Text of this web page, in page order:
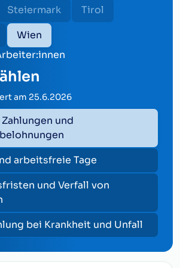
Steiermark
Tirol
Wien
am 25.6.2026
und
arbeitsfreie Tage
und Verfall von
bei Krankheit und Unfall